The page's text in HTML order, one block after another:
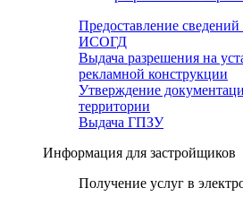
Предоставление
ИСОГД
Выдача разрешения на
рекламной конструкции
Утверждение
территории
Выдача ГПЗУ
Информация для застройщиков
Получение услуг в